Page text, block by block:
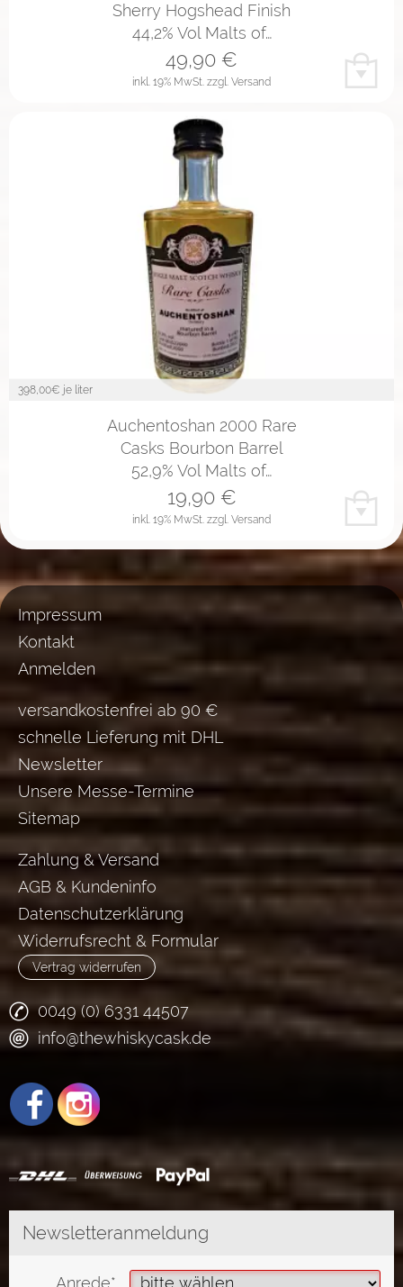
Sherry Hogshead Finish
44,2% Vol Malts of…
inkl. 19% MwSt. zzgl. Versand
49,90 €
398,00€ je liter
Auchentoshan 2000 Rare
Casks Bourbon Barrel
52,9% Vol Malts of…
inkl. 19% MwSt. zzgl. Versand
19,90€
Impressum
Kontakt
Anmelden
versandkostenfrei ab 90 €
schnelle Lieferung mit DHL
Newsletter
Unsere Messe-Termine
Sitemap
Zahlung & Versand
AGB & Kundeninfo
Datenschutzerklärung
Widerrufsrecht & Formular
Vertrag widerrufen
0049 (0) 6331 44507
info@thewhiskycask.de